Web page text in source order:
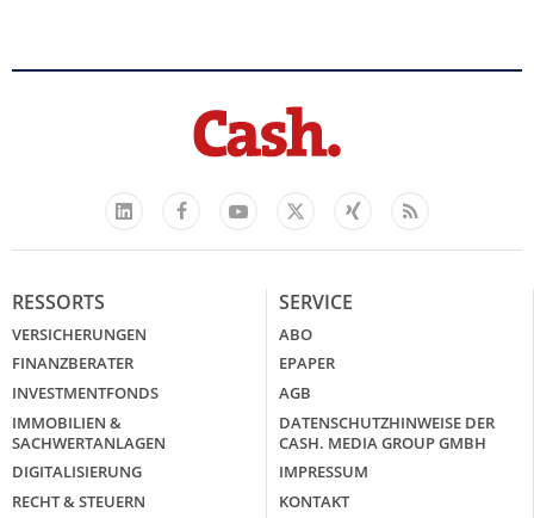
LinkedIn
FacebookYouTube
X
Xing Feed
RESSORTS
VERSICHERUNGEN
FINANZBERATER
INVESTMENTFONDS
IMMOBILIEN &
SACHWERTANLAGEN
DIGITALISIERUNG
RECHT & STEUERN
SERVICE
ABO
EPAPER
AGB
DATENSCHUTZHINWEISE DER
CASH. MEDIA GROUP GMBH
IMPRESSUM
KONTAKT